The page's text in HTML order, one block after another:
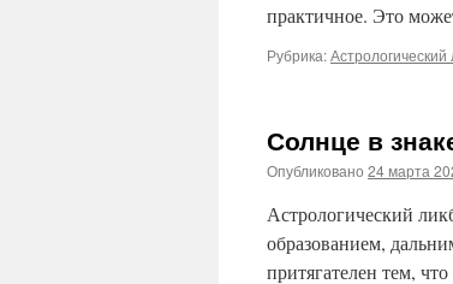
практичное. Это
Рубрика:Астрологический
Солнце в
Опубликовано 24 марта
Астрологический
образованием,
притягателен тем,